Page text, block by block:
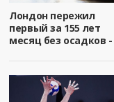
Лондон пережил
первый за 155 лет
месяц без осадков -